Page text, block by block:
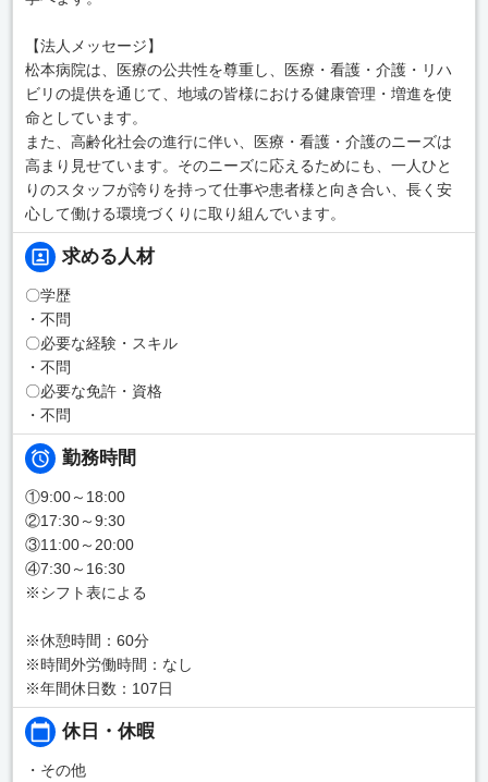
【法人メッセージ】
松本病院は、医療の公共性を尊重し、医療・看護・介護・リハ
ビリの提供を通じて、地域の皆様における健康管理・増進を使
命としています。
また、高齢化社会の進行に伴い、医療・看護・介護のニーズは
高まり見せています。そのニーズに応えるためにも、一人ひと
りのスタッフが誇りを持って仕事や患者様と向き合い、長く安
心して働ける環境づくりに取り組んでいます。
求める人材
〇学歴
・不問
〇必要な経験・スキル
・不問
〇必要な免許・資格
・不問
勤務時間
①9:00～18:00
②17:30～9:30
③11:00～20:00
④7:30～16:30
※シフト表による
※休憩時間：60分
※時間外労働時間：なし
※年間休日数：107日
休日・休暇
・その他